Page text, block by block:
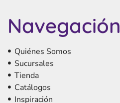
Navegación
Quiénes Somos
Sucursales
Tienda
Catálogos
Inspiración